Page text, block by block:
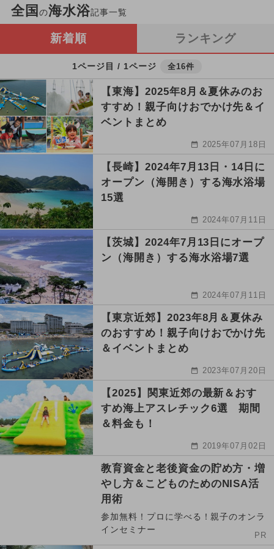
全国 の海水浴記事一覧
新着順 ランキング
1ページ目 / 1ページ 全16件
【東海】2025年8月＆夏休みのお
すすめ！親子向けおでかけ先＆イ
ベントまとめ
2025年07月18日
【長崎】2024年7月13日・14日に
オープン（海開き）する海水浴場
15選
2024年07月11日
【茨城】2024年7月13日にオープ
ン（海開き）する海水浴場7選
2024年07月11日
【東京近郊】2023年8月＆夏休み
のおすすめ！親子向けおでかけ先
＆イベントまとめ
2023年07月20日
【2025】関東近郊の最新＆おす
すめ海上アスレチック6選 期間
＆料金も！
2019年07月02日
教育資金と老後資金の貯め方・増
やし方＆こどものためのNISA活
用術
参加無料！プロに学べる！親子のオンラ
インセミナー
PR